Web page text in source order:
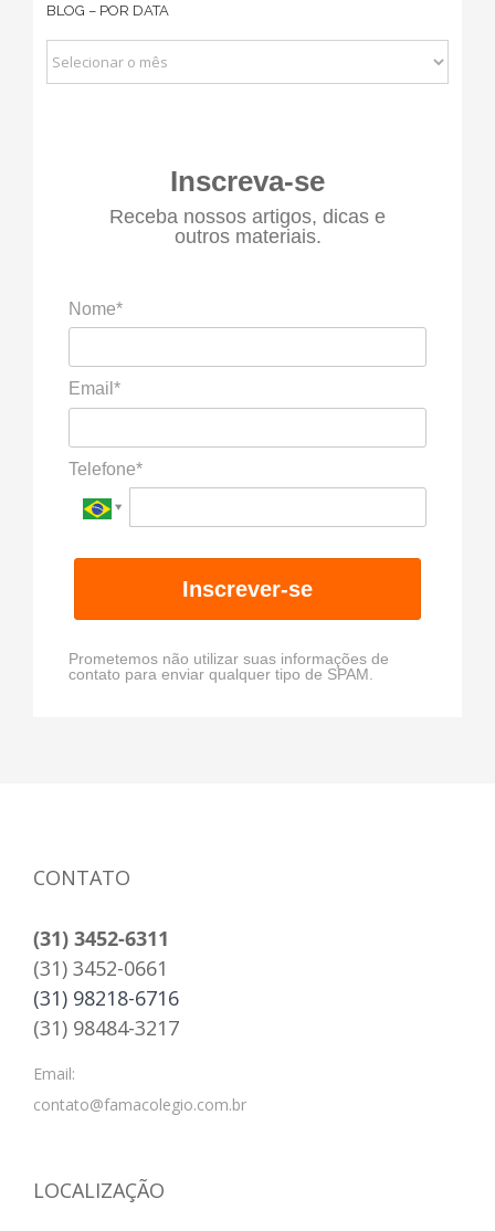
CATEGORIA
BLOG – POR DATA
BLOG
–
Inscreva-se
Receba nossos artigos, dicas e
outros materiais.
Nome*
Email*
Telefone*
Inscrever-se
Prometemos não utilizar suas informações de
contato para enviar qualquer tipo de SPAM.
CONTATO
(31) 3452-6311
(31) 3452-0661
(31) 98218-6716
(31) 98484-3217
Email:
contato@famacolegio.com.br
LOCALIZAÇÃO